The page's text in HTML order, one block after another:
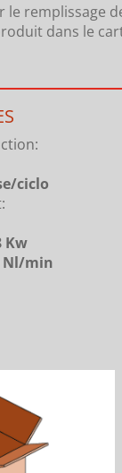
remplissage
dans le
:
ciclo
:
Kw
Nl/min